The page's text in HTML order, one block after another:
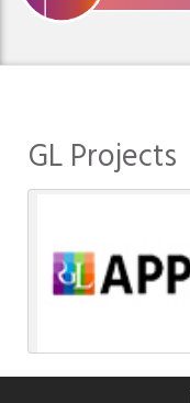
GL Projects